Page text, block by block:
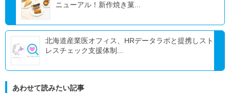
ニューアル！新作焼き菓...
北海道産業医オフィス、HRデータラボと提携しスト
レスチェック支援体制...
あわせて読みたい記事